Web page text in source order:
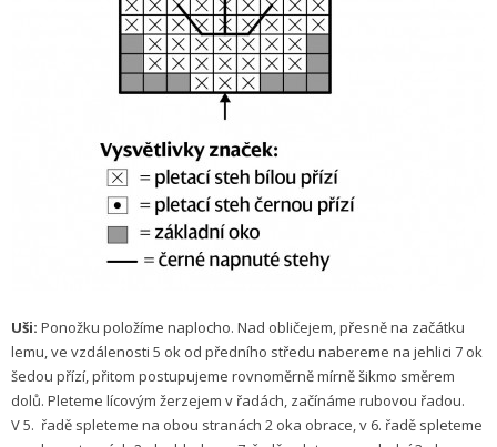
Uši: Ponožku položíme naplocho. Nad obličejem, přesně na začátku
lemu, ve vzdálenosti 5 ok od předního středu nabereme na jehlici 7 ok
šedou přízí, přitom postupujeme rovnoměrně mírně šikmo směrem
dolů. Pleteme lícovým žerzejem v řadách, začínáme rubovou řadou.
V 5. řadě spleteme na obou stranách 2 oka obrace, v 6. řadě spleteme